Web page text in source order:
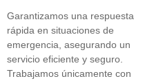
Garantizamos una respuesta
rápida en situaciones de
emergencia, asegurando un
servicio eficiente y seguro.
Trabajamos únicamente con